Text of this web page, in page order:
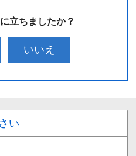
立ちましたか？
いいえ
い